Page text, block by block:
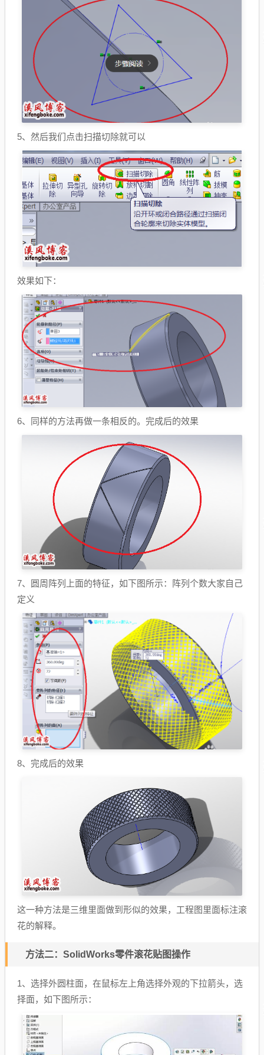
5、然后我们点击扫描切除就可以
效果如下：
6、同样的方法再做一条相反的。完成后的效果
7、圆周阵列上面的特征，如下图所示：阵列个数大家自己
定义
8、完成后的效果
这一种方法是三维里面做到形似的效果，工程图里面标注滚
花的解释。
方法二：SolidWorks零件滚花贴图操作
1、选择外圆柱面，在鼠标左上角选择外观的下拉箭头，选
择面，如下图所示：